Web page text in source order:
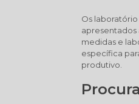
Os
apresentados
medidas e
específica
produtivo.